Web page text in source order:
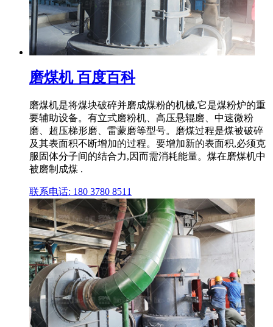
磨煤机 百度百科
磨煤机是将煤块破碎并磨成煤粉的机械,它是煤粉炉的重
要辅助设备。有立式磨粉机、高压悬辊磨、中速微粉
磨、超压梯形磨、雷蒙磨等型号。磨煤过程是煤被破碎
及其表面积不断增加的过程。要增加新的表面积,必须克
服固体分子间的结合力,因而需消耗能量。煤在磨煤机中
被磨制成煤 .
联系电话: 180 3780 8511